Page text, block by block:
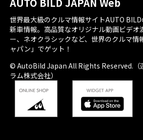
世界最大級のクルマ情報サイトAUTO
新車情報。高品質なオリジナル動画ビデオ
ー、ネオクラシックなど、世界のクルマ情
ャパン」でゲット！
© AutoBild Japan All Rights Reserved.（
ラム株式会社）